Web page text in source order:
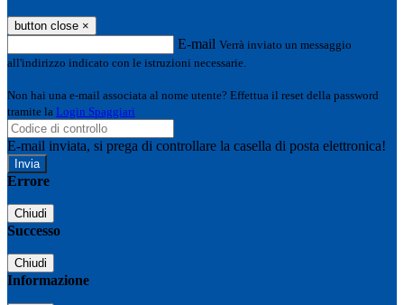
button close ×
E-mail Verrà inviato un messaggio
all'indirizzo indicato con le istruzioni necessarie.
Non hai una e-mail associata al nome utente? Effettua il reset della password
tramite la Login Spaggiari
E-mail inviata, si prega di controllare la casella di posta elettronica!
Errore
Chiudi
Successo
Chiudi
Informazione